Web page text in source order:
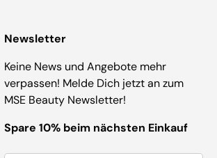
Newsletter
Keine News und Angebote mehr
verpassen! Melde Dich jetzt an zum
MSE Beauty Newsletter!
Spare 10% beim nächsten Einkauf